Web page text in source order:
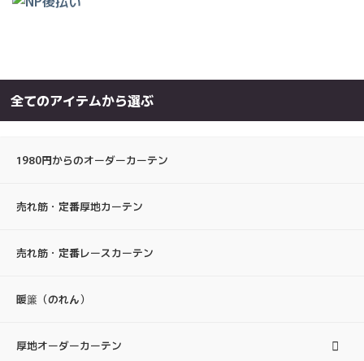
全てのアイテムから選ぶ
1980円からのオーダーカーテン
売れ筋・定番厚地カーテン
売れ筋・定番レースカーテン
暖簾（のれん）
厚地オーダーカーテン